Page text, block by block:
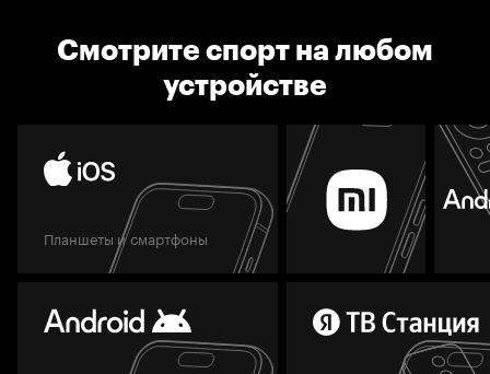
Смотрите спорт на любом
устройстве
Планшеты и смартфоны